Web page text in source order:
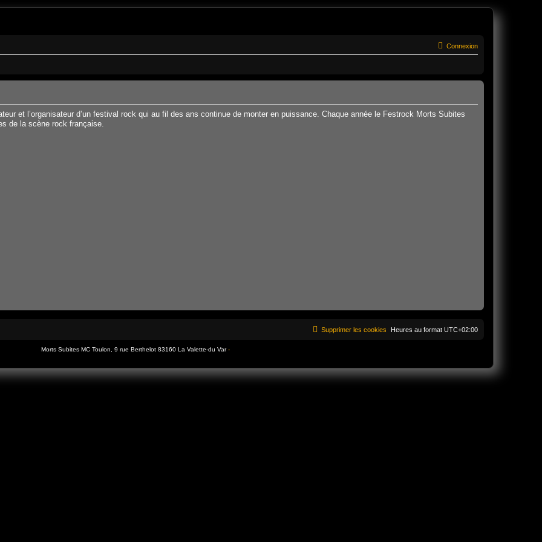
situé 9 rue Berthelot 83160 La Valette-du-Var. Il fêtera en 2026 ses 47 ans
Connexion
et l’organisateur d’un festival rock qui au fil des ans continue de monter en puissance. Chaque année le Festrock Morts Subites
de la scène rock française.
Heures au format UTC+02:00
Supprimer les cookies
Morts Subites MC Toulon, 9 rue Berthelot 83160 La Valette-du Var-